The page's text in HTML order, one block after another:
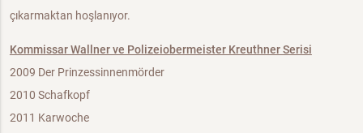
çıkarmaktan hoşlanıyor.
Kommissar Wallner ve Polizeiobermeister Kreuthner Serisi
2009 Der Prinzessinnenmörder
2010 Schafkopf
2011 Karwoche